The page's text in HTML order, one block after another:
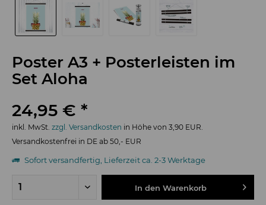
Poster A3 + Posterleisten im
Set Aloha
24,95 € *
inkl. MwSt. zzgl. Versandkosten in Höhe von 3,90 EUR.
Versandkostenfrei in DE ab 50,- EUR
Sofort versandfertig, Lieferzeit ca. 2-3 Werktage
In den Warenkorb